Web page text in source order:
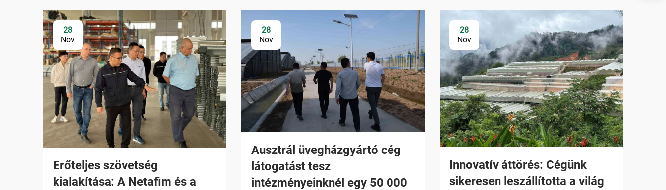
28
Nov
Erőteljes szövetség
kialakítása: A Netafim és a
28
Nov
Ausztrál üvegházgyártó cég
látogatást tesz
intézményeinknél egy 50 000
28
Nov
Innovatív áttörés: Cégünk
sikeresen leszállította a világ